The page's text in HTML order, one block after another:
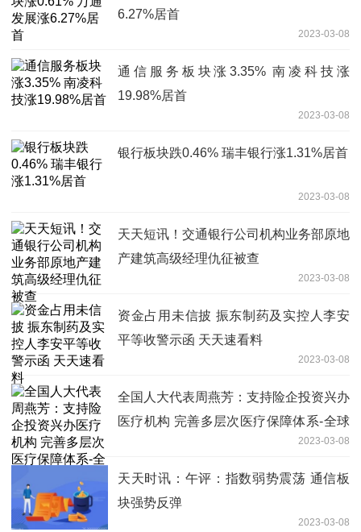
6.27%居首
2023-03-08
通信服务板块涨3.35% 南凌科技涨
19.98%居首
2023-03-08
银行板块跌0.46% 瑞丰银行涨1.31%居首
2023-03-08
天天短讯！交通银行公司机构业务部原地
产建筑高级经理仇征被查
2023-03-08
资金占用未信披 振东制药及实控人李安
平等收警示函 天天速看料
2023-03-08
全国人大代表周燕芳：支持险企投资兴办
医疗机构 完善多层次医疗保障体系-全球
2023-03-08
天天时讯：午评：指数弱势震荡 通信板
块强势反弹
2023-03-08